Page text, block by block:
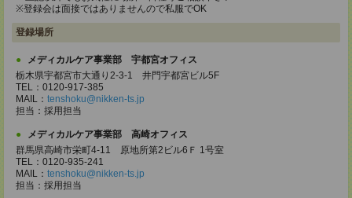
※登録会は面接ではありませんので私服でOK
登録場所
メディカルケア事業部 宇都宮オフィス
栃木県宇都宮市大通り2-3-1 井門宇都宮ビル5F
TEL：0120-917-385
MAIL： tenshoku@nikken-ts.jp
担当：採用担当
メディカルケア事業部 高崎オフィス
群馬県高崎市栄町4-11 原地所第2ビル6Ｆ 1号室
TEL：0120-935-241
MAIL： tenshoku@nikken-ts.jp
担当：採用担当